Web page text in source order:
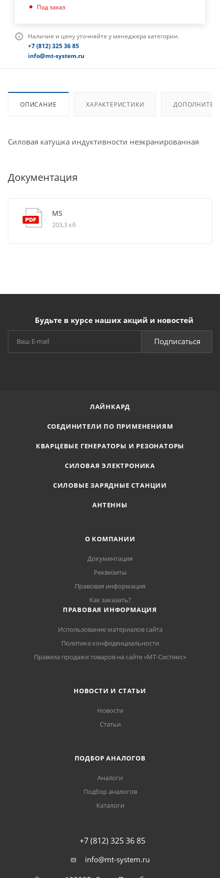
Под заказ
Наличие и цену уточняйте у менеджера категории.
+7 (812) 325 36 85
info@mt-system.ru
ОПИСАНИЕ ХАРАКТЕРИСТИКИ
Силовая катушка индуктивности неэкранированная
Документация
MS
203,3 кб
Будьте в курсе наших акций и новостей
Подписаться
ЛАЙНКАРД
СОЕДИНИТЕЛИ ПО ПРИМЕНЕНИЯМ
КВАРЦЕВЫЕ ГЕНЕРАТОРЫ И РЕЗОНАТОРЫ
СИЛОВАЯ ЭЛЕКТРОНИКА
СИЛОВЫЕ ЗАРЯДНЫЕ СТАНЦИИ
АНТЕННЫ
О КОМПАНИИ
Документация
Реквизиты
Правовая информация
Как заказать?
ПРАВОВАЯ ИНФОРМАЦИЯ
Использование материалов сайта
Политика конфиденциальности
Правила продажи товаров на сайте «МТ-Системс»
НОВОСТИ И СТАТЬИ
Новости
Статьи
ПОДБОР АНАЛОГОВ
Аналоги
Подбор аналогов
Каталоги
+7 (812) 325 36 85
info@mt-system.ru